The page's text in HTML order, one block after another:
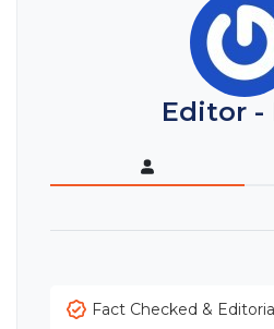
Editor -
Fact Checked &